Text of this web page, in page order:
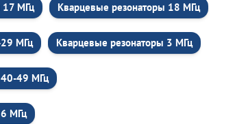
17 МГц Кварцевые резонаторы 18 МГц
МГц Кварцевые резонаторы 3 МГц
40-49 МГц
МГц